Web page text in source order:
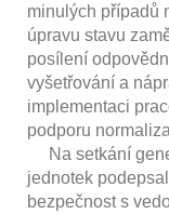
minulých případů
úpravu stavu
posílení
vyšetřování a
implementaci
podporu
Na setkání
jednotek
bezpečnost s